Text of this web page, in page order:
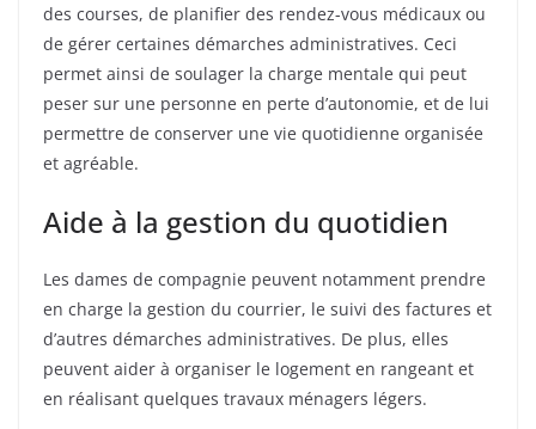
des courses, de planifier des rendez-vous médicaux ou
de gérer certaines démarches administratives. Ceci
permet ainsi de soulager la charge mentale qui peut
peser sur une personne en perte d’autonomie, et de lui
permettre de conserver une vie quotidienne organisée
et agréable.
Aide à la gestion du quotidien
Les dames de compagnie peuvent notamment prendre
en charge la gestion du courrier, le suivi des factures et
d’autres démarches administratives. De plus, elles
peuvent aider à organiser le logement en rangeant et
en réalisant quelques travaux ménagers légers.